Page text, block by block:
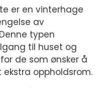
er en vinterhage
av
typen
til huset og
de som ønsker å
oppholdsrom.